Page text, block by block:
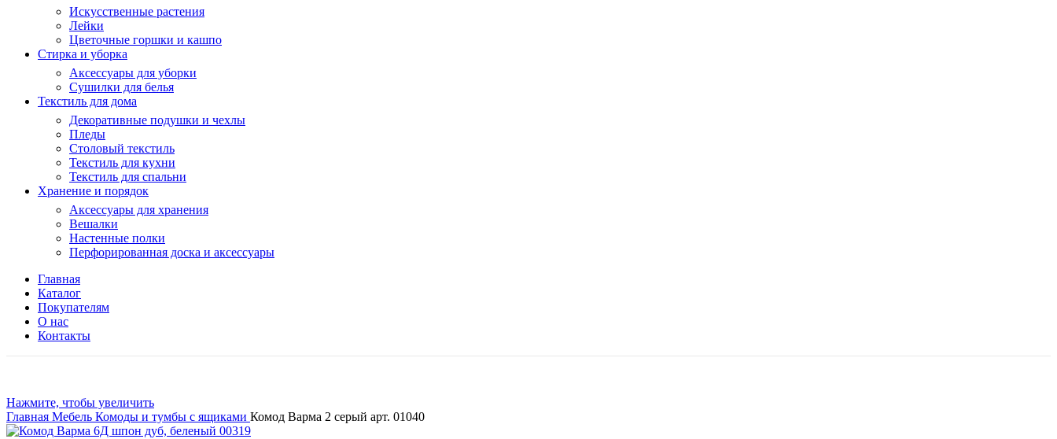
Искусственные растения
Лейки
Цветочные горшки и кашпо
Стирка и уборка
Аксессуары для уборки
Сушилки для белья
Текстиль для дома
Декоративные подушки и чехлы
Пледы
Столовый текстиль
Текстиль для кухни
Текстиль для спальни
Хранение и порядок
Аксессуары для хранения
Вешалки
Настенные полки
Перфорированная доска и аксессуары
Главная
Каталог
Покупателям
О нас
Контакты
Нажмите, чтобы увеличить
Главная Мебель Комоды и тумбы с ящиками Комод Варма 2 серый арт. 01040